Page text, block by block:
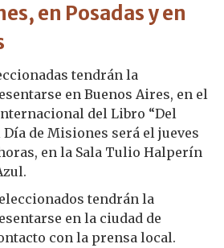
en Posadas y en
tendrán la
en Buenos Aires, en el
del Libro “Del
de Misiones será el jueves
en la Sala Tulio Halperín
tendrán la
en la ciudad de
con la prensa local.